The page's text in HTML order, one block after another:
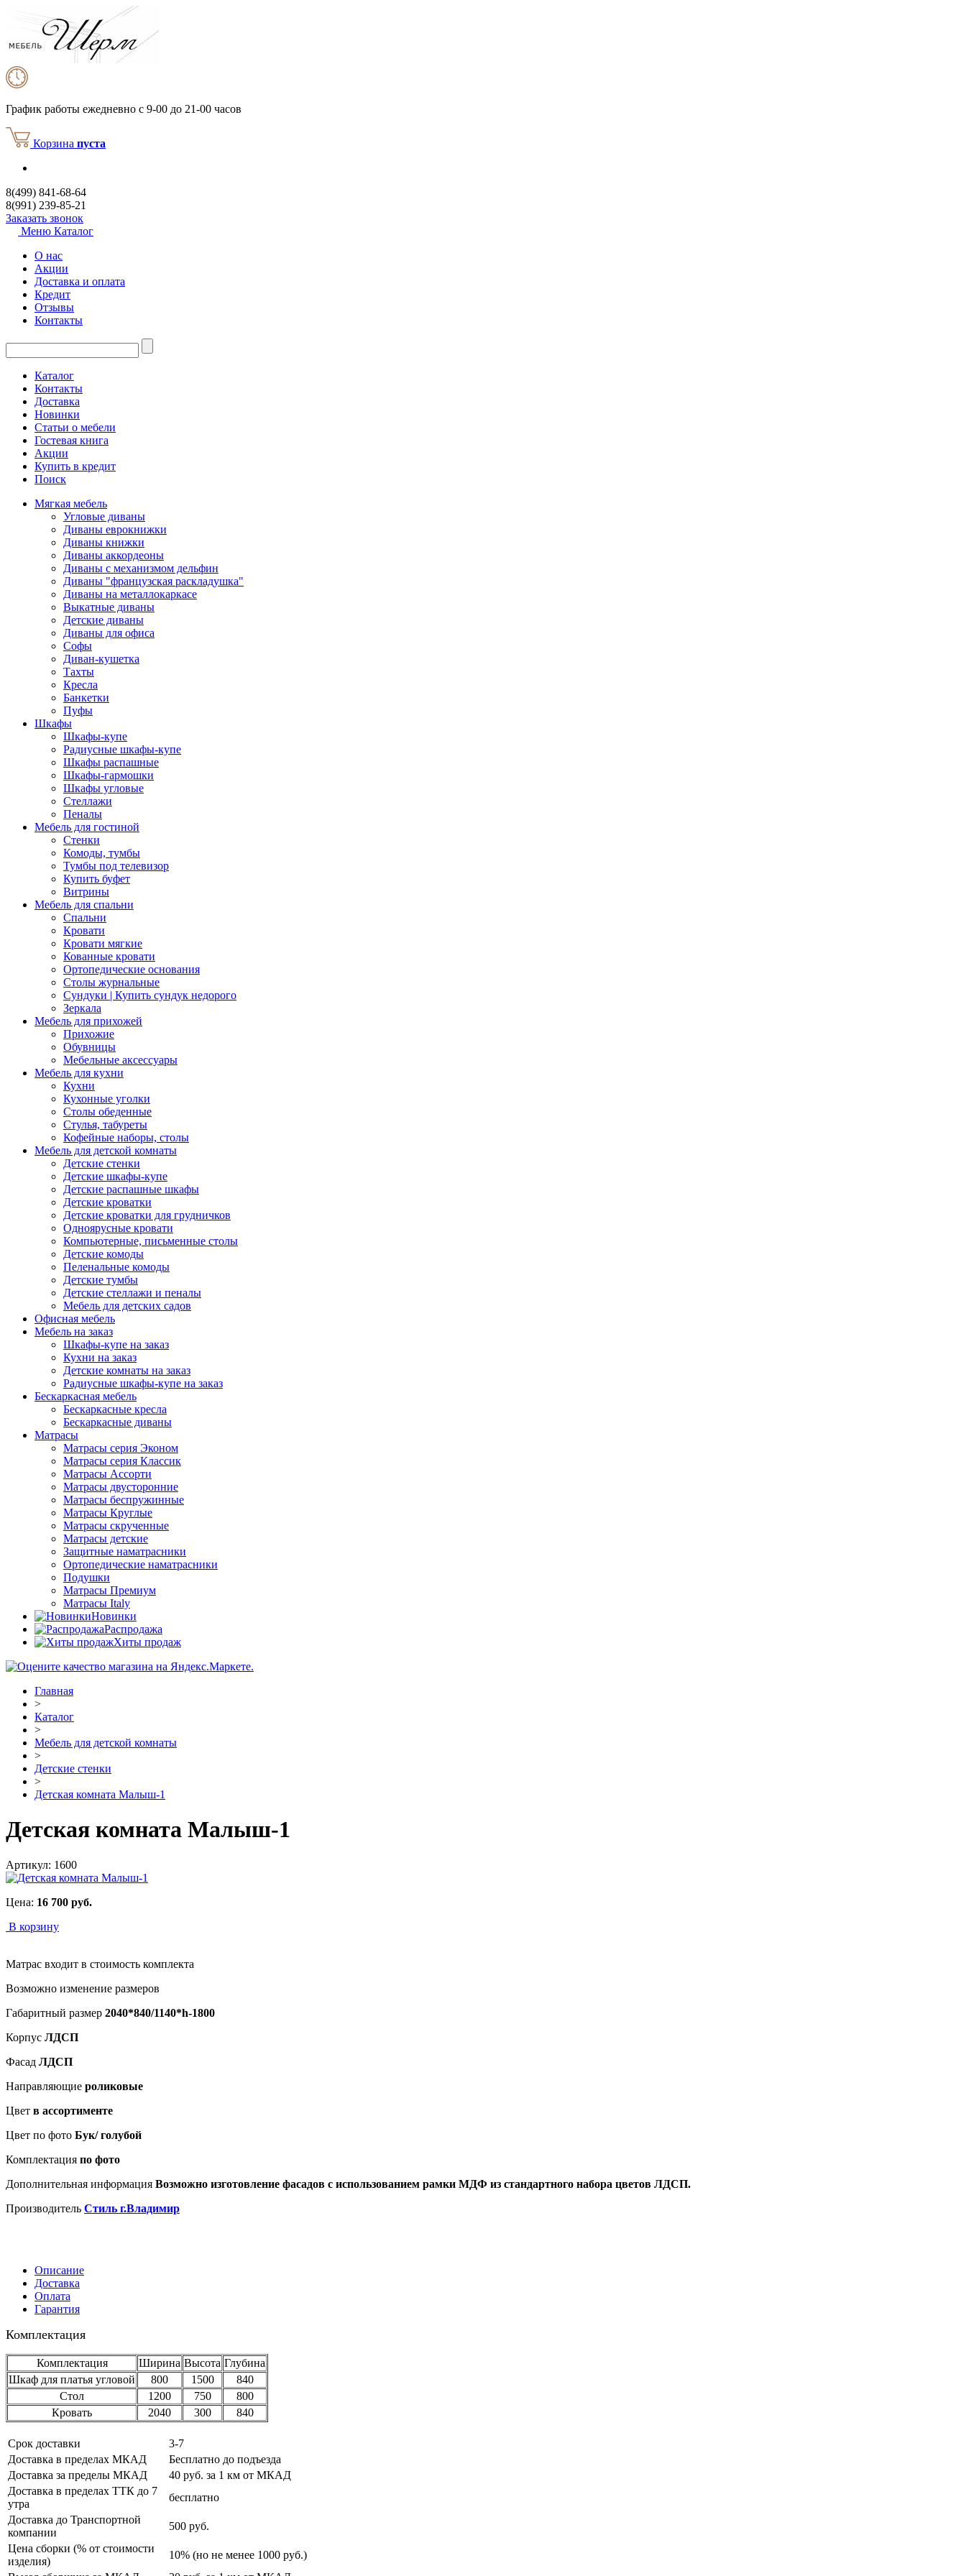
График работы ежедневно с 9-00 до 21-00 часов
Корзина пуста
8(499) 841-68-64
8(991) 239-85-21
Заказать звонок
Меню Каталог
О нас
Акции
Доставка и оплата
Кредит
Отзывы
Контакты
Каталог
Контакты
Доставка
Новинки
Статьи о мебели
Гостевая книга
Акции
Купить в кредит
Поиск
Мягкая мебель
Угловые диваны
Диваны еврокнижки
Диваны книжки
Диваны аккордеоны
Диваны с механизмом дельфин
Диваны "французская раскладушка"
Диваны на металлокаркасе
Выкатные диваны
Детские диваны
Диваны для офиса
Софы
Диван-кушетка
Тахты
Кресла
Банкетки
Пуфы
Шкафы
Шкафы-купе
Радиусные шкафы-купе
Шкафы распашные
Шкафы-гармошки
Шкафы угловые
Стеллажи
Пеналы
Мебель для гостиной
Стенки
Комоды, тумбы
Тумбы под телевизор
Купить буфет
Витрины
Мебель для спальни
Спальни
Кровати
Кровати мягкие
Кованные кровати
Ортопедические основания
Столы журнальные
Сундуки | Купить сундук недорого
Зеркала
Мебель для прихожей
Прихожие
Обувницы
Мебельные аксессуары
Мебель для кухни
Кухни
Кухонные уголки
Столы обеденные
Стулья, табуреты
Кофейные наборы, столы
Мебель для детской комнаты
Детские стенки
Детские шкафы-купе
Детские распашные шкафы
Детские кроватки
Детские кроватки для грудничков
Одноярусные кровати
Компьютерные, письменные столы
Детские комоды
Пеленальные комоды
Детские тумбы
Детские стеллажи и пеналы
Мебель для детских садов
Офисная мебель
Мебель на заказ
Шкафы-купе на заказ
Кухни на заказ
Детские комнаты на заказ
Радиусные шкафы-купе на заказ
Бескаркасная мебель
Бескаркасные кресла
Бескаркасные диваны
Матрасы
Матрасы серия Эконом
Матрасы серия Классик
Матрасы Ассорти
Матрасы двусторонние
Матрасы беспружинные
Матрасы Круглые
Матрасы скрученные
Матрасы детские
Защитные наматрасники
Ортопедические наматрасники
Подушки
Матрасы Премиум
Матрасы Italy
Новинки
Распродажа
Хиты продаж
Главная
>
Каталог
>
Мебель для детской комнаты
>
Детские стенки
>
Детская комната Малыш-1
Детская комната Малыш-1
Артикул: 1600
Цена: 16 700 руб.
В корзину
Матрас входит в стоимость комплекта
Возможно изменение размеров
Габаритный размер 2040*840/1140*h-1800
Корпус ЛДСП
Фасад ЛДСП
Направляющие роликовые
Цвет в ассортименте
Цвет по фото Бук/ голубой
Комплектация по фото
Дополнительная информация Возможно изготовление фасадов с использованием рамки МДФ из стандартного набора цветов ЛДСП.
Производитель Стиль г.Владимир
Описание
Доставка
Оплата
Гарантия
Комплектация
Комплектация Ширина Высота Глубина
Шкаф для платья угловой
800 1500
840
Стол
1200 750
800
Кровать
2040 300 840
Срок доставки
3-7
Доставка в пределах МКАД
Бесплатно до подъезда
Доставка за пределы МКАД
40 руб. за 1 км от МКАД
Доставка в пределах ТТК до 7
утра
бесплатно
Доставка до Транспортной
компании
500 руб.
Цена сборки (% от стоимости
изделия)
10% (но не менее 1000 руб.)